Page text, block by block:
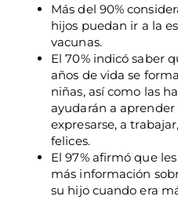
Más del 90%
hijos puedan ir a la
vacunas.
El 70% indicó saber
años de vida se
niñas, así como las
ayudarán a aprender
expresarse, a
felices.
El 97% afirmó que
más información
su hijo cuando era